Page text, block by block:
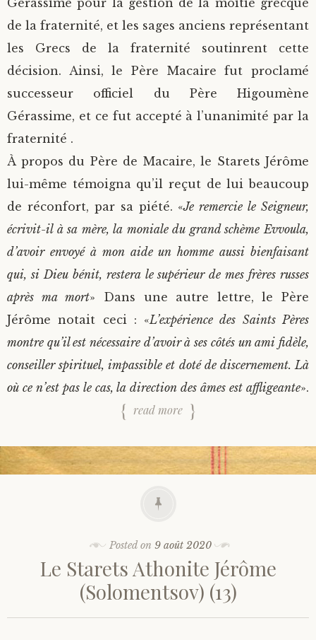
Gérassime pour la gestion de la moitié grecque
de la fraternité, et les sages anciens représentant
les Grecs de la fraternité soutinrent cette
décision. Ainsi, le Père Macaire fut proclamé
successeur officiel du Père Higoumène
Gérassime, et ce fut accepté à l’unanimité par la
fraternité .
À propos du Père de Macaire, le Starets Jérôme
lui-même témoigna qu’il reçut de lui beaucoup
de réconfort, par sa piété. «Je remercie le Seigneur,
écrivit-il à sa mère, la moniale du grand schème Evvoula,
d’avoir envoyé à mon aide un homme aussi bienfaisant
qui, si Dieu bénit, restera le supérieur de mes frères russes
après ma mort» Dans une autre lettre, le Père
Jérôme notait ceci : «L’expérience des Saints Pères
montre qu’il est nécessaire d’avoir à ses côtés un ami fidèle,
conseiller spirituel, impassible et doté de discernement. Là
où ce n’est pas le cas, la direction des âmes est affligeante».
read more
Posted on 9 août 2020
Le Starets Athonite Jérôme
(Solomentsov) (13)